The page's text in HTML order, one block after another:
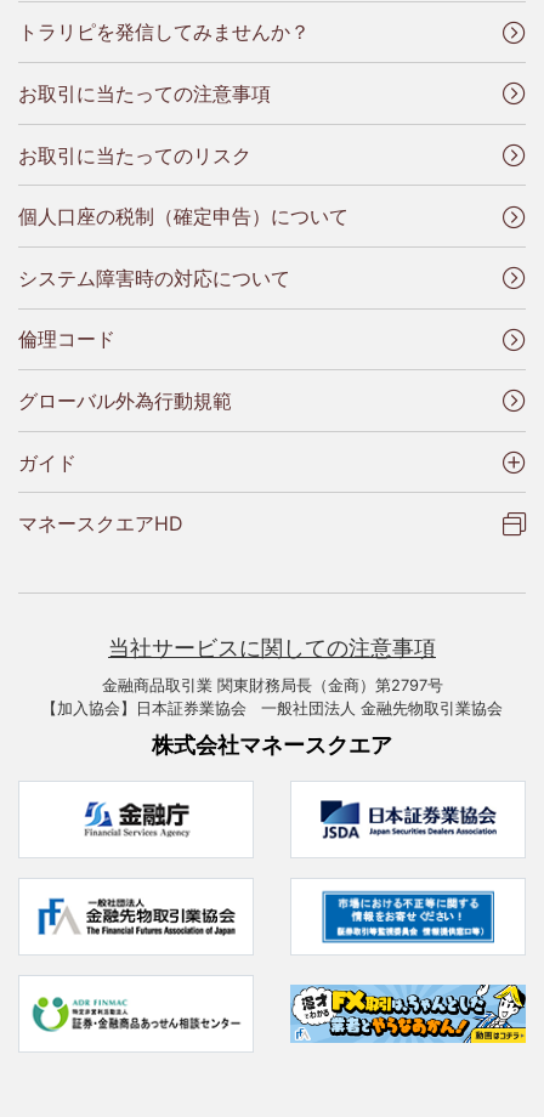
トラリピを発信してみませんか？
お取引に当たっての注意事項
お取引に当たってのリスク
個人口座の税制（確定申告）について
システム障害時の対応について
倫理コード
グローバル外為行動規範
ガイド
マネースクエアHD
当社サービスに関しての注意事項
金融商品取引業 関東財務局長（金商）第2797号
【加入協会】日本証券業協会 一般社団法人 金融先物取引業協会
株式会社マネースクエア